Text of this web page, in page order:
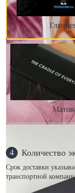
4 Количество
Срок доставки
транспортной